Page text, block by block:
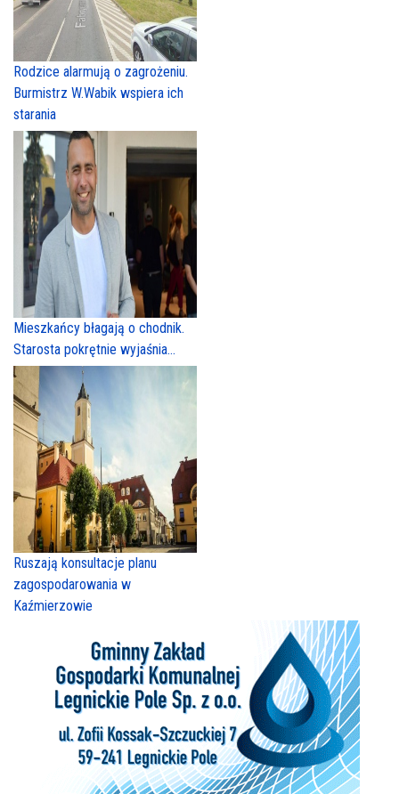
Rodzice alarmują o zagrożeniu.
Burmistrz W.Wabik wspiera ich
starania
Mieszkańcy błagają o chodnik.
Starosta pokrętnie wyjaśnia...
Ruszają konsultacje planu
zagospodarowania w
Kaźmierzowie